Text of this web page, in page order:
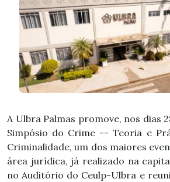
A Ulbra Palmas promove, nos dias
Simpósio do Crime -- Teoria e
Criminalidade, um dos maiores
área jurídica, já realizado na
no Auditório do Ceulp-Ulbra e